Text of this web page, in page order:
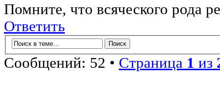
Помните, что всяческого рода
Ответить
Сообщений: 52 • Страница 1 из